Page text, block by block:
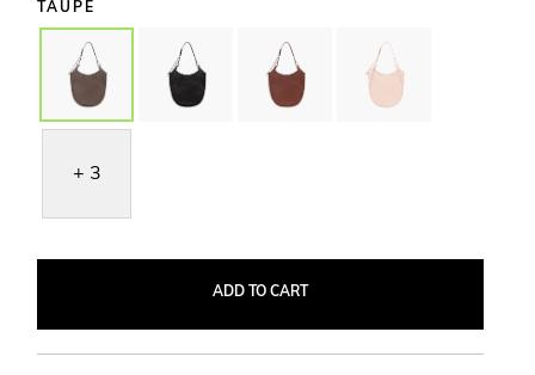
TAUPE
+ 3
ADD TO CART